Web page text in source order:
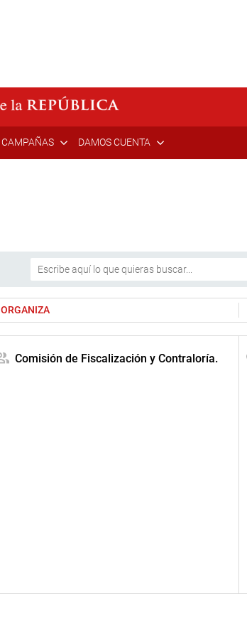
CAMPAÑAS DAMOS CUENTA
ORGANIZA
Comisión de Fiscalización y Contraloría.